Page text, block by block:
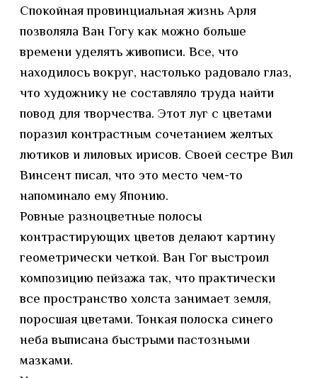
Спокойная провинциальная жизнь Арля
позволяла Ван Гогу как можно больше
времени уделять живописи. Все, что
находилось вокруг, настолько радовало глаз,
что художнику не составляло труда найти
повод для творчества. Этот луг с цветами
поразил контрастным сочетанием желтых
лютиков и лиловых ирисов. Своей сестре Вил
Винсент писал, что это место чем-то
напоминало ему Японию.
Ровные разноцветные полосы
контрастирующих цветов делают картину
геометрически четкой. Ван Гог выстроил
композицию пейзажа так, что практически
все пространство холста занимает земля,
поросшая цветами. Тонкая полоска синего
неба выписана быстрыми пастозными
мазками.